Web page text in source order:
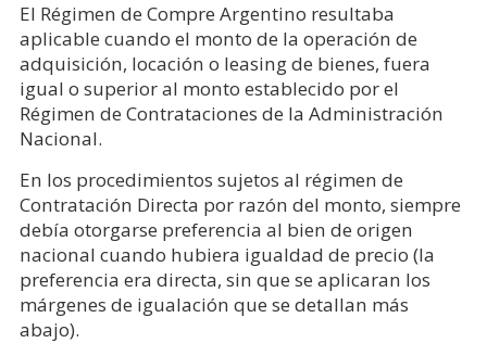
El Régimen de Compre Argentino resultaba
aplicable cuando el monto de la operación de
adquisición, locación o leasing de bienes, fuera
igual o superior al monto establecido por el
Régimen de Contrataciones de la Administración
Nacional.
En los procedimientos sujetos al régimen de
Contratación Directa por razón del monto, siempre
debía otorgarse preferencia al bien de origen
nacional cuando hubiera igualdad de precio (la
preferencia era directa, sin que se aplicaran los
márgenes de igualación que se detallan más
abajo).